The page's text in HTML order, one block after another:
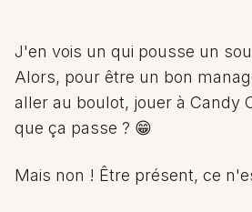
J'en vois un qui pousse un
Alors, pour être un bon
aller au boulot, jouer à Candy
que ça passe ? 😁
Mais non ! Être présent, ce